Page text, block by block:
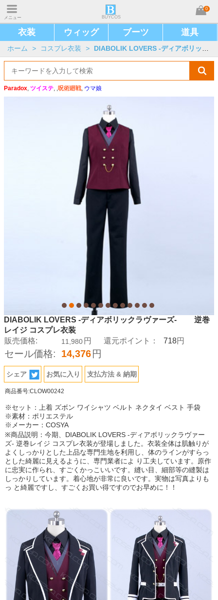
メニュー BUYCOS
0
衣装 ウィッグ ブーツ 道具
ホーム > コスプレ衣装 > DIABOLIK LOVERS -ディアボリックラヴァーズ-
Paradox, ツイステ, ,呪術廻戦, ウマ娘
DIABOLIK LOVERS -ディアボリックラヴァーズ- 逆巻
レイジ コスプレ衣装
販売価格:
11,980 円 還元ポイント： 718円
セール価格: 14,376 円
シェア お気に入り 支払方法 & 納期
商品番号:CLOW00242
※セット：上着 ズボン ワイシャツ ベルト ネクタイ ベスト 手袋
※素材：ポリエステル
※メーカー：COSYA
※商品説明：今期、DIABOLIK LOVERS -ディアボリックラヴァー
ズ- 逆巻レイジ コスプレ衣装が登場しました。衣装全体は肌触りが
よくしっかりとした上品な専門生地を利用し、体のラインがすらっ
とした綺麗に見えるように、専門業者によ り工夫しています。原作
に忠実に作られ、すごくかっこいいです。縫い目、細部等の縫製は
しっかりしています。着心地が非常に良いです。実物は写真よりも
っ と綺麗ですし、すごくお買い得ですのでお早めに！！